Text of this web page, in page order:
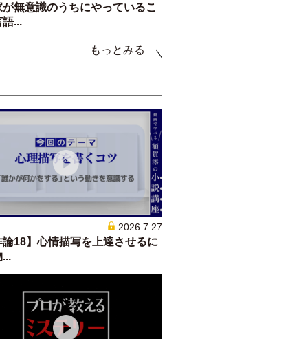
無意識のうちにやっているこ
語...
もっとみる
2026.7.27
論18】心情描写を上達させるに
...